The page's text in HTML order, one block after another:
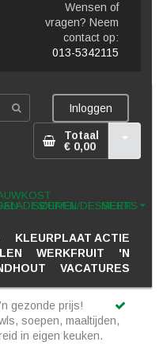
Wensen of
vragen? Neem
contact op:
013-5342115
Inloggen
Totaal
€ 0,00
SOEPEN
ZUIVEL/DESSERTS
MEER
KLEURPLAAT ACTIE
WERKFRUIT
'N
VACATURES
gezonde prijs!
soepen, maaltijden,
in eigen keuken.